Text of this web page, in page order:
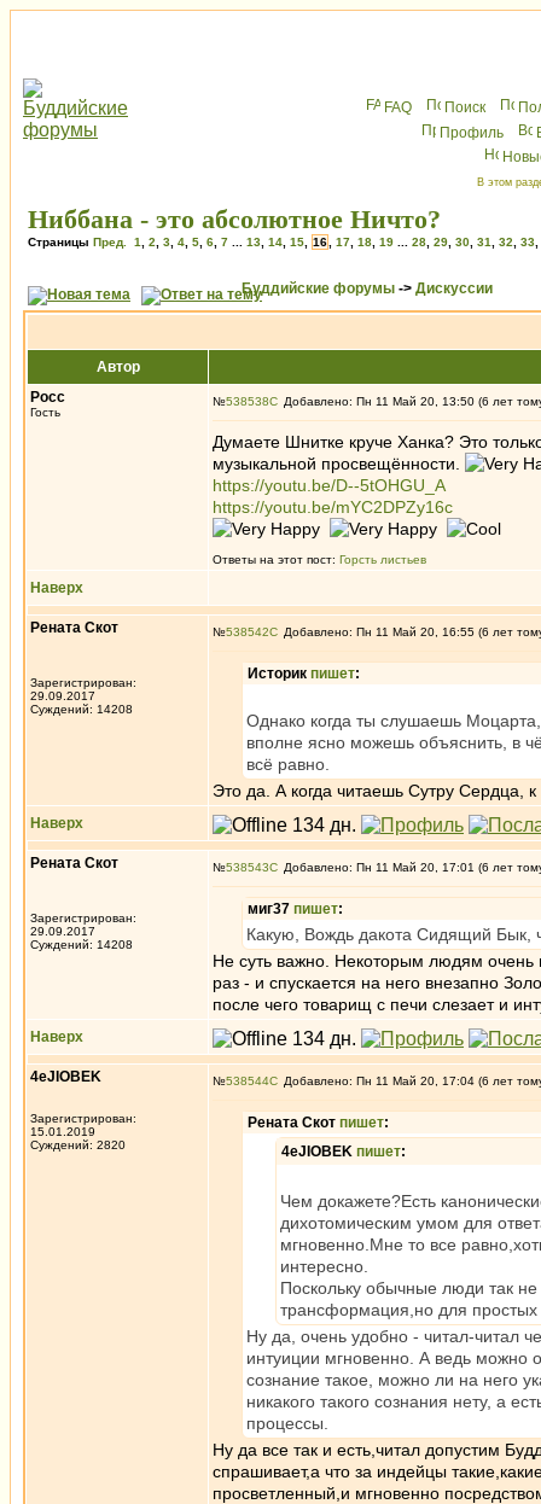
FAQ Поиск
Профиль
В этом
Ниббана - это абсолютное Ничто?
Страницы Пред. 1 2 3 4 5 6 7 13 14 15 16 17 18 19 28 29 30 31 32 33
Буддийские форумы -> Дискуссии
Автор
Росс
Гость
№538538 Добавлено: Пн 11 Май 20, 13:50 (6 лет
Думаете Шнитке круче Ханка? Это
музыкальной просвещённости.
https://youtu.be/D--5tOHGU_A
https://youtu.be/mYC2DPZy16c
Ответы на этот пост: Горсть листьев
Наверх
Рената Скот
Зарегистрирован:
29.09.2017
Суждений: 14208
№538542 Добавлено: Пн 11 Май 20, 16:55 (6 лет
Историк пишет:
Однако когда ты слушаешь
вполне ясно можешь объяснить, в
всё равно.
Это да. А когда читаешь Сутру Сердца,
Наверх
Рената Скот
Зарегистрирован:
29.09.2017
Суждений: 14208
№538543 Добавлено: Пн 11 Май 20, 17:01 (6 лет
миг37 пишет:
Какую, Вождь дакота Сидящий Бык,
Не суть важно. Некоторым людям очень
раз - и спускается на него внезапно
после чего товарищ с печи слезает и
Наверх
4eJIOBEK
Зарегистрирован:
15.01.2019
Суждений: 2820
№538544 Добавлено: Пн 11 Май 20, 17:04 (6 лет
Рената Скот пишет:
4eJIOBEK пишет:
Чем докажете?Есть
дихотомическим умом для
мгновенно.Мне то все
интересно.
Поскольку обычные люди так
трансформация,но для
Ну да, очень удобно - читал-читал
интуиции мгновенно. А ведь можно
сознание такое, можно ли на него
никакого такого сознания нету, а
процессы.
Ну да все так и есть,читал допустим
спрашивает,а что за индейцы
просветленный,и мгновенно